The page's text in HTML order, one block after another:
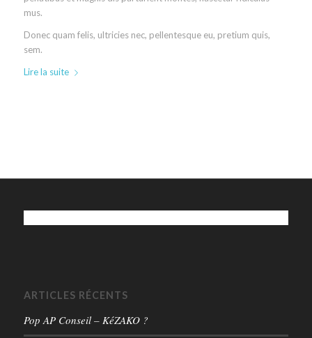
mus.
Donec quam felis, ultricies nec, pellentesque eu, pretium quis,
sem.
Lire la suite
ARTICLES RÉCENTS
Pop AP Conseil – KéZAKO ?